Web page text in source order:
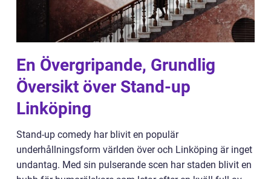
En Övergripande, Grundlig
Översikt över Stand-up
Linköping
Stand-up comedy har blivit en populär
underhållningsform världen över och Linköping är inget
undantag. Med sin pulserande scen har staden blivit en